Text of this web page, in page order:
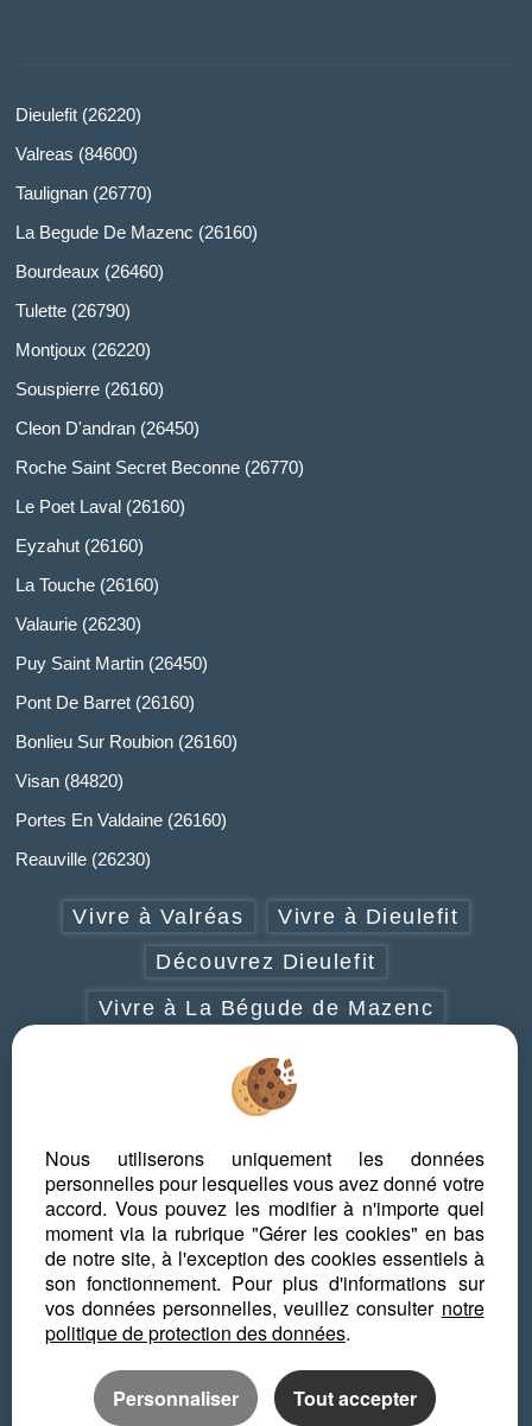
Dieulefit (26220)
Valreas (84600)
Taulignan (26770)
La Begude De Mazenc (26160)
Bourdeaux (26460)
Tulette (26790)
Montjoux (26220)
Souspierre (26160)
Cleon D'andran (26450)
Roche Saint Secret Beconne (26770)
Le Poet Laval (26160)
Eyzahut (26160)
La Touche (26160)
Valaurie (26230)
Puy Saint Martin (26450)
Pont De Barret (26160)
Bonlieu Sur Roubion (26160)
Visan (84820)
Portes En Valdaine (26160)
Reauville (26230)
Vivre à Valréas
Vivre à Dieulefit
Découvrez Dieulefit
Vivre à La Bégude de Mazenc
Vivre à Grignan-Taulignan
Vivre à Cléon d'Andran
Que faire en Drôme provençale
Les plus beaux villages de la Drôme
provençale
Nous utiliserons uniquement les données
personnelles pour lesquelles vous avez donné votre
accord. Vous pouvez les modifier à n'importe quel
moment via la rubrique "Gérer les cookies" en bas
de notre site, à l'exception des cookies essentiels à
son fonctionnement. Pour plus d'informations sur
vos données personnelles, veuillez consulter notre
politique de protection des données.
Personnaliser Tout accepter